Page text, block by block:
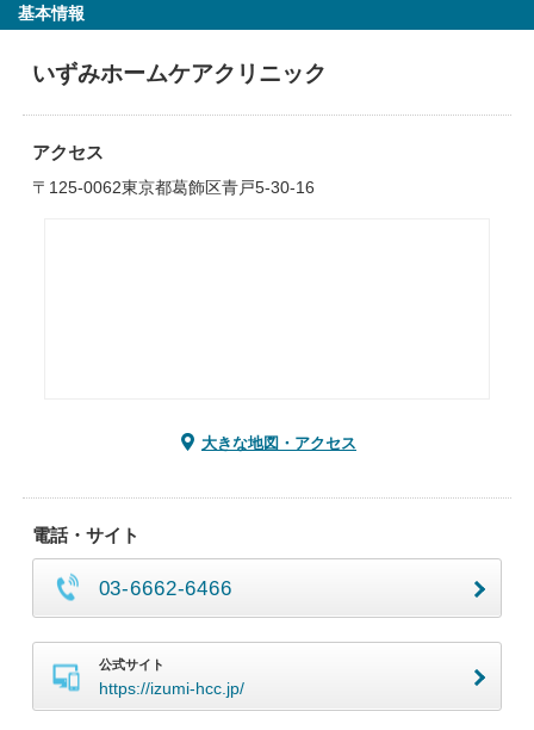
基本情報
いずみホームケアクリニック
アクセス
〒125-0062東京都葛飾区青戸5-30-16
大きな地図・アクセス
電話・サイト
03-6662-6466
公式サイト
https://izumi-hcc.jp/